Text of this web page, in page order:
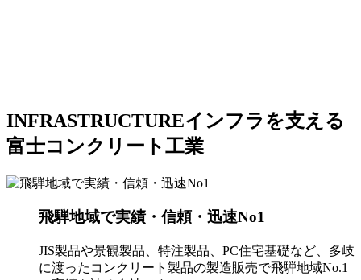
INFRASTRUCTUREインフラを支える
富士コンクリート工業
飛騨地域で実績・信頼・迅速No1
JIS製品や景観製品、特注製品、PC住宅基礎など、多岐
に渡ったコンクリート製品の製造販売で飛騨地域No.1